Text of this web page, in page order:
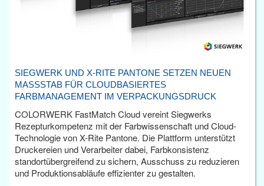
SIEGWERK UND X-RITE PANTONE SETZEN NEUEN
MASSSTAB FÜR CLOUDBASIERTES F
ARBMANAGEMENT IM VERPACKUNGSDRUCK
COLORWERK FastMatch Cloud vereint Siegwerks
Rezepturkompetenz mit der Farbwissenschaft und Cloud-
Technologie von X-Rite Pantone. Die Plattform unterstützt
Druckereien und Verarbeiter dabei, Farbkonsistenz
standortübergreifend zu sichern, Ausschuss zu reduzieren
und Produktionsabläufe effizienter zu gestalten.